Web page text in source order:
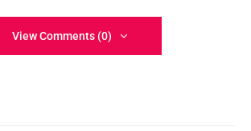
View Comments (0)